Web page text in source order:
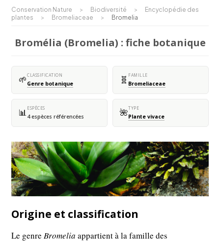
Conservation Nature > Biodiversité >
Encyclopédie des
plantes
> Bromeliaceae > Bromelia
Bromélia (Bromelia) : fiche botanique
🌱CLASSIFICATION
Genre botanique 🧬 FAMILLE
Bromeliaceae
📊ESPÈCES
4 espèces référencées 🌺TYPE
Plante vivace
Origine et classification
Le genreBromelia appartient à la famille des